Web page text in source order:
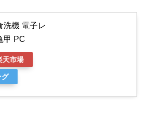
洗機 電子レ
甲 PC
天市場
グ